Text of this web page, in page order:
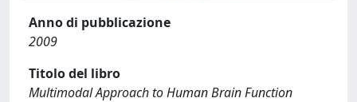
Anno di pubblicazione
2009
Titolo del libro
Multimodal Approach to Human Brain Function